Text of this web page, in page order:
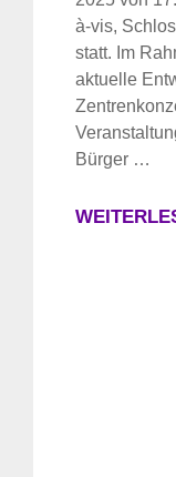
à-vis,
statt. Im
aktuelle
Bürger …